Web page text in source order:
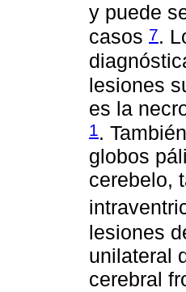
y puede
casos 7.
lesiones
es la
1.
globos
cerebelo,
lesiones
unilateral
cerebral